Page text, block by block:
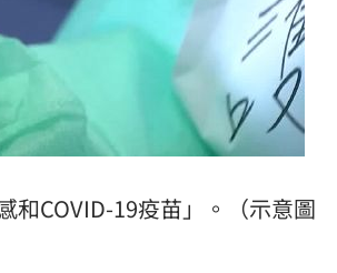
COVID-19疫苗」。（示意圖